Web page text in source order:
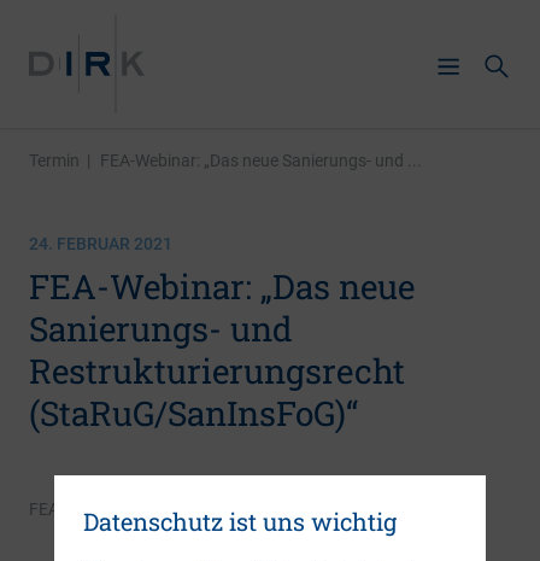
Termin | FEA-Webinar: „Das neue Sanierungs- und ...
24. FEBRUAR 2021
FEA-Webinar: „Das neue
Sanierungs- und
Restrukturierungsrecht
(StaRuG/SanInsFoG)“
FEA – Financial Experts Association e.V.
Datenschutz ist uns wichtig